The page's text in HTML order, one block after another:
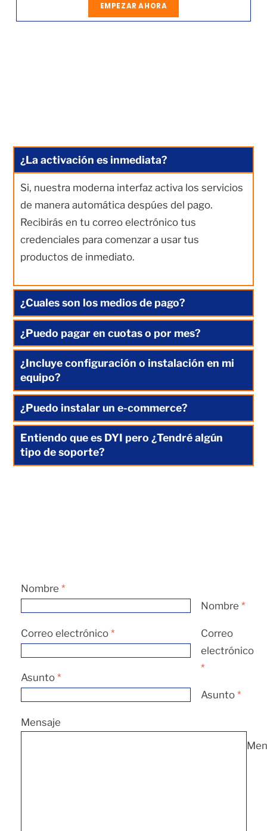
EMPEZAR AHORA
¿La activación es inmediata?
Si, nuestra moderna interfaz activa los servicios
de manera automática despúes del pago.
Recibirás en tu correo electrónico tus
credenciales para comenzar a usar tus
productos de inmediato.
¿Cuales son los medios de pago?
¿Puedo pagar en cuotas o por mes?
¿Incluye configuración o instalación en mi
equipo?
¿Puedo instalar un e-commerce?
Entiendo que es DYI pero ¿Tendré algún
tipo de soporte?
Nombre *
Nombre *
Correo electrónico *
Correo
electrónico
*
Asunto *
Asunto *
Mensaje